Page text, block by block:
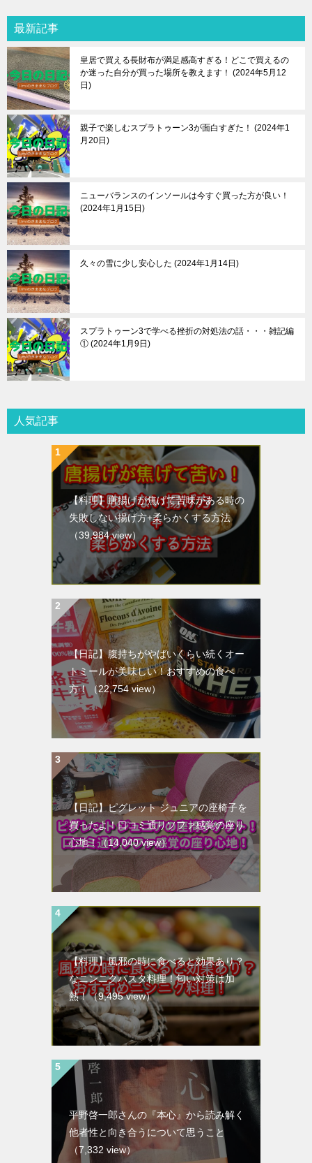
最新記事
皇居で買える長財布が満足感高すぎる！どこで買えるの
か迷った自分が買った場所を教えます！
2024年5月12
日
親子で楽しむスプラトゥーン3が面白すぎた！
2024年1
月20日
ニューバランスのインソールは今すぐ買った方が良い！
2024年1月15日
久々の雪に少し安心した 2024年1月14日
スプラトゥーン3で学べる挫折の対処法の話・・・雑記編
① 2024年1月9日
人気記事
【料理】唐揚げが焦げて苦味がある時の
失敗しない揚げ方+柔らかくする方法
（39,984 view）
【日記】腹持ちがやばいくらい続くオー
トミールが美味しい！おすすめの食べ
方！
（22,754 view）
【日記】ピグレット ジュニアの座椅子を
買ったよ！口コミ通りソファ感覚の座り
心地！（14,040 view）
【料理】風邪の時に食べると効果あり？
なニンニクパスタ料理！匂い対策は加
熱！（9,495 view）
平野啓一郎さんの『本心』から読み解く
他者性と向き合うについて思うこと
（7,332 view）